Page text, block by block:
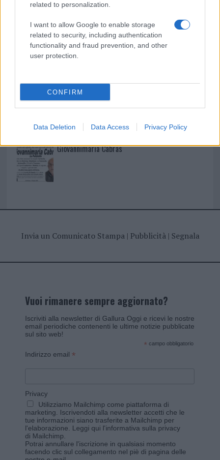
related to personalization.
I want to allow Google to enable storage
related to security, including authentication
functionality and fraud prevention, and other
user protection.
CONFIRM
Data Deletion Data Access Privacy Policy
I nostri cari
I nostri cari
Giovannimaria Cabras
Invia un Comunicato Stampa| Pubblicità| Segnala
Vuoi rimanere sempre aggiornato?
Iscriviti alla newsletter di Gallura Oggi e ricevi le nostre
email periodiche contenenti le ultime notizie pubblicate
sul sito web!
* campo obbligatorio
Indirizzo email *
Privacy
Utilizziamo Mailchimp come piattaforma di
marketing. Iscrivendoti alla newsletter accetti che le
tue informazioni siano trasferite a Mailchimp per
l'elaborazione. Leggi qui l'informativa sulla privacy
di Mailchimp
Potrai annullare l'iscrizione in qualsiasi momento
facendo clic sul collegamento nel piè di pagina delle